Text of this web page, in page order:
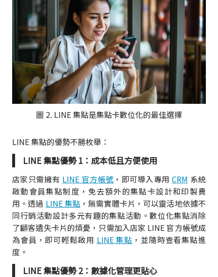
圖 2. LINE 集點是集點卡數位化的最佳選擇
LINE 集點的優勢不勝枚舉：
LINE 集點優勢 1：成本低且方便使用
店家只需擁有 LINE 官方帳號 ，即可導入專用CRM 系統
啟動會員集點制度，免去額外的集點卡設計和印製費
用。透過 LINE 集點 ，無需實體卡片，可以靈活地依據不
同行銷活動設計多元有趣的集點活動。數位化集點消除
了顧客遺失卡片的煩憂，只需加入店家 LINE 官方帳號成
為會員，即可輕鬆啟用 LINE 集點 ，並隨時查看集點進
度。
LINE 集點優勢 2：數據化管理更貼心